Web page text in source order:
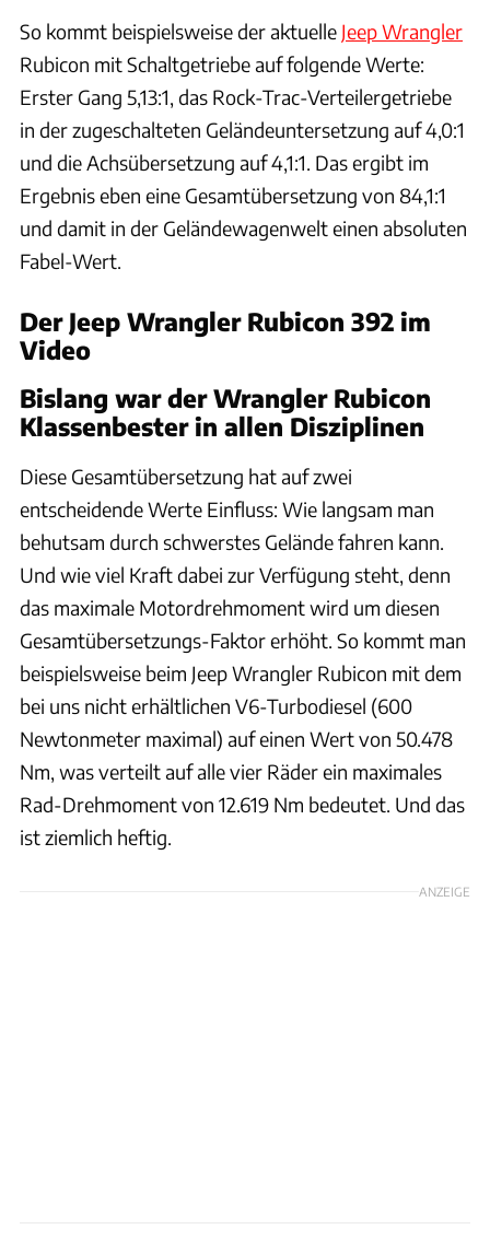
So kommt beispielsweise der aktuelle Jeep Wrangler
Rubicon mit Schaltgetriebe auf folgende Werte:
Erster Gang 5,13:1, das Rock-Trac-Verteilergetriebe
in der zugeschalteten Geländeuntersetzung auf 4,0:1
und die Achsübersetzung auf 4,1:1. Das ergibt im
Ergebnis eben eine Gesamtübersetzung von 84,1:1
und damit in der Geländewagenwelt einen absoluten
Fabel-Wert.
Der Jeep Wrangler Rubicon 392 im
Video
Bislang war der Wrangler Rubicon
Klassenbester in allen Disziplinen
Diese Gesamtübersetzung hat auf zwei
entscheidende Werte Einfluss: Wie langsam man
behutsam durch schwerstes Gelände fahren kann.
Und wie viel Kraft dabei zur Verfügung steht, denn
das maximale Motordrehmoment wird um diesen
Gesamtübersetzungs-Faktor erhöht. So kommt man
beispielsweise beim Jeep Wrangler Rubicon mit dem
bei uns nicht erhältlichen V6-Turbodiesel (600
Newtonmeter maximal) auf einen Wert von 50.478
Nm, was verteilt auf alle vier Räder ein maximales
Rad-Drehmoment von 12.619 Nm bedeutet. Und das
ist ziemlich heftig.
ANZEIGE